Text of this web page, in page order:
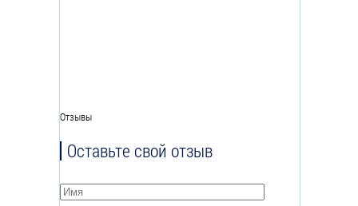
Отзывы
Оставьте свой отзыв
Имя*